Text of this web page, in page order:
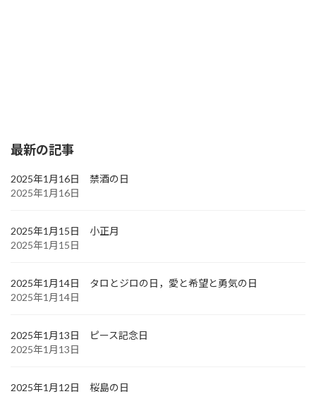
最新の記事
2025年1月16日 禁酒の日
2025年1月16日
2025年1月15日 小正月
2025年1月15日
2025年1月14日 タロとジロの日，愛と希望と勇気の日
2025年1月14日
2025年1月13日 ピース記念日
2025年1月13日
2025年1月12日 桜島の日